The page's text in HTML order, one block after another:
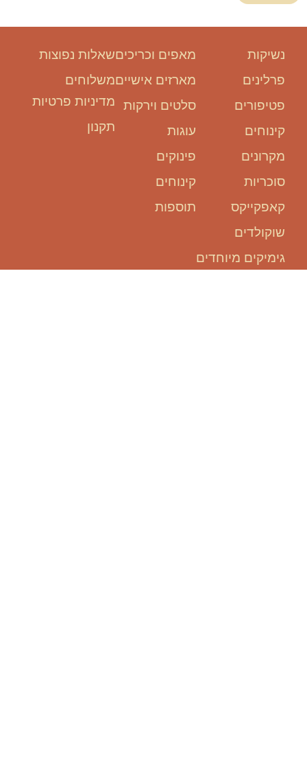
שאלות נפוצות
משלוחים
מדיניות פרטיות
תקנון
נשיקות
פרלינים
פטיפורים
קינוחים
מקרונים
סוכריות
קאפקייקס
שוקולדים
גימיקים מיוחדים
מאפים וכריכים
מארזים אישיים
סלטים וירקות
עוגות
פינוקים
קינוחים
תוספות